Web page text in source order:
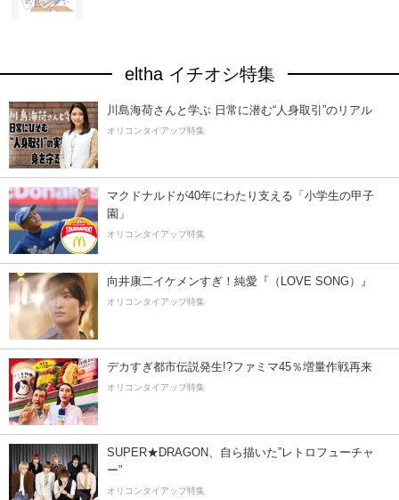
eltha イチオシ特集
川島海荷さんと学ぶ 日常に潜む“人身取引”のリアル
オリコンタイアップ特集
マクドナルドが40年にわたり支える「小学生の甲子
園」
オリコンタイアップ特集
向井康二イケメンすぎ！純愛『（LOVE SONG）』
オリコンタイアップ特集
デカすぎ都市伝説発生!?ファミマ45％増量作戦再来
オリコンタイアップ特集
SUPER★DRAGON、自ら描いた”レトロフューチャ
ー”
オリコンタイアップ特集